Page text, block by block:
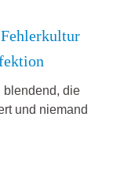
blendend, die
und niemand